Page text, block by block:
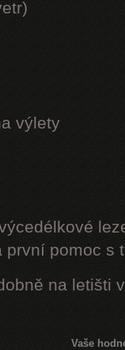
výlety
pomoc s
na letišti
Vaše